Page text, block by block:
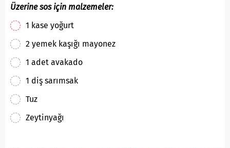
Üzerine sos için malzemeler:
1 kase yoğurt
2 yemek kaşığı mayonez
1 adet avakado
1 diş sarımsak
Tuz
Zeytinyağı